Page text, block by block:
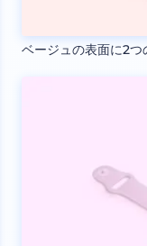
ベージュの表面に2